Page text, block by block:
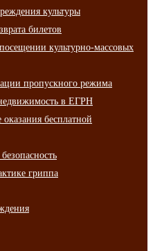
культуры
билетов
культурно-массовых
пропускного режима
в ЕГРН
бесплатной
гриппа